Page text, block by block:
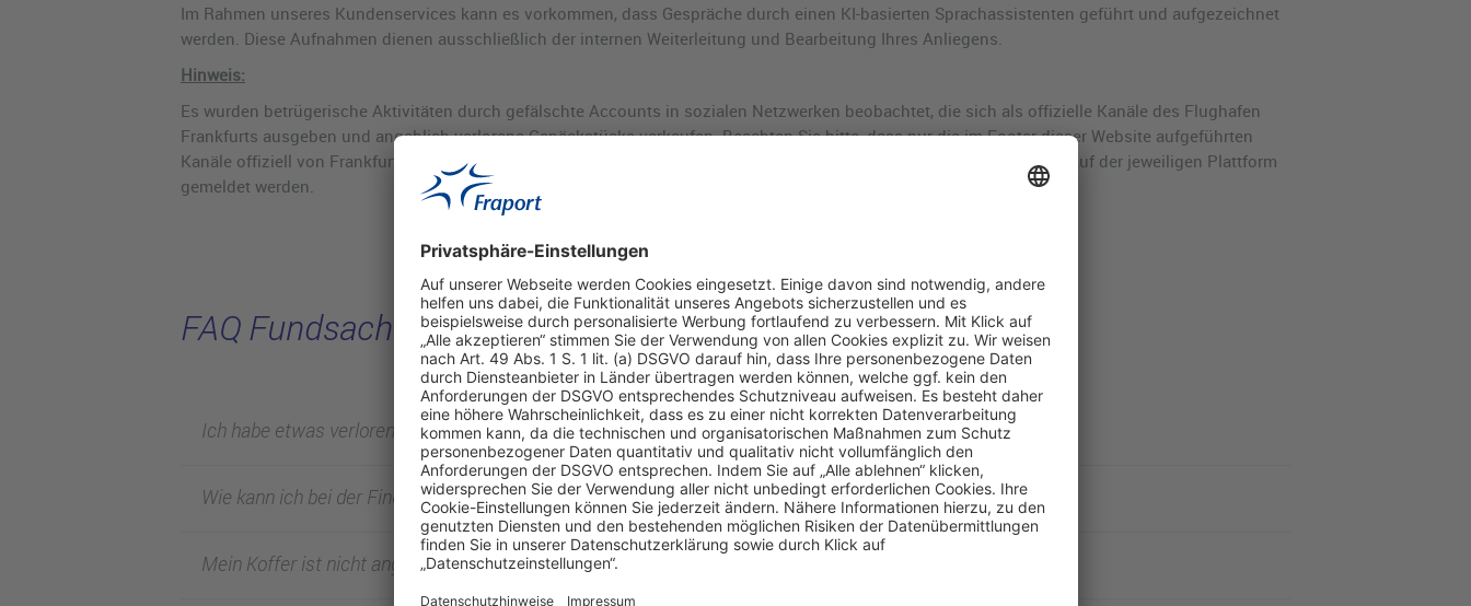
Im Rahmen unseres Kundenservices kann es vorkommen, dass Gespräche durch einen KI-basierten Sprachassistenten geführt und aufgezeichnet
werden. Diese Aufnahmen dienen ausschließlich der internen Weiterleitung und Bearbeitung Ihres Anliegens.
Hinweis:
Es wurden betrügerische Aktivitäten durch gefälschte Accounts in sozialen Netzwerken beobachtet, die sich als offizielle Kanäle des Flughafen
Frankfurts ausgeben und angeblich verlorene Gepäckstücke verkaufen. Beachten Sie bitte, dass nur die im Footer dieser Website aufgeführten
Kanäle offiziell von Frankfurt Airport betrieben werden. Verdächtige Postings oder Anzeigen solcher Accounts sollten auf der jeweiligen Plattform
gemeldet werden.
FAQ Fundsachen
Ich habe etwas verloren. Was soll ich tun?
Wie kann ich bei der Findung meines verlorenen Gegenstands unterstützen?
Mein Koffer ist nicht angekommen. An wen kann ich mich wenden?